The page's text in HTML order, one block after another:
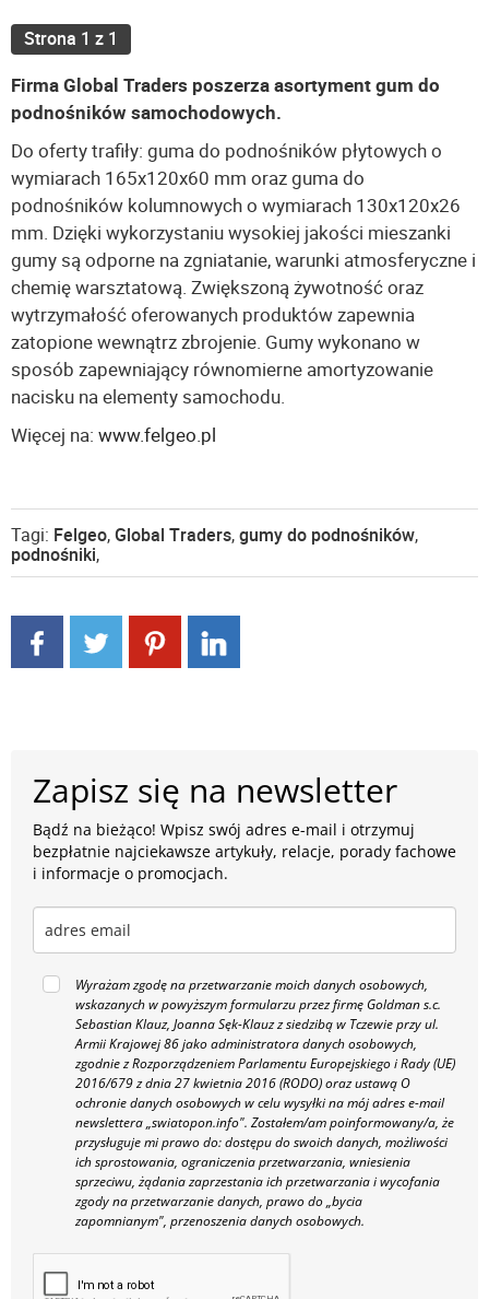
Strona 1 z 1
Firma Global Traders poszerza asortyment gum do
podnośników samochodowych.
Do oferty trafiły: guma do podnośników płytowych o
wymiarach 165x120x60 mm oraz guma do
podnośników kolumnowych o wymiarach 130x120x26
mm. Dzięki wykorzystaniu wysokiej jakości mieszanki
gumy są odporne na zgniatanie, warunki atmosferyczne i
chemię warsztatową. Zwiększoną żywotność oraz
wytrzymałość oferowanych produktów zapewnia
zatopione wewnątrz zbrojenie. Gumy wykonano w
sposób zapewniający równomierne amortyzowanie
nacisku na elementy samochodu.
Więcej na: www.felgeo.pl
Tagi: Felgeo,Global Traders,gumy do podnośników,
podnośniki,
Zapisz się na newsletter
Bądź na bieżąco! Wpisz swój adres e-mail i otrzymuj
bezpłatnie najciekawsze artykuły, relacje, porady fachowe
i informacje o promocjach.
Wyrażam zgodę na przetwarzanie moich danych osobowych,
wskazanych w powyższym formularzu przez firmę Goldman s.c.
Sebastian Klauz, Joanna Sęk-Klauz z siedzibą w Tczewie przy ul.
Armii Krajowej 86 jako administratora danych osobowych,
zgodnie z Rozporządzeniem Parlamentu Europejskiego i Rady (UE)
2016/679 z dnia 27 kwietnia 2016 (RODO) oraz ustawą O
ochronie danych osobowych w celu wysyłki na mój adres e-mail
newslettera „swiatopon.info". Zostałem/am poinformowany/a, że
przysługuje mi prawo do: dostępu do swoich danych, możliwości
ich sprostowania, ograniczenia przetwarzania, wniesienia
sprzeciwu, żądania zaprzestania ich przetwarzania i wycofania
zgody na przetwarzanie danych, prawo do „bycia
zapomnianym", przenoszenia danych osobowych.